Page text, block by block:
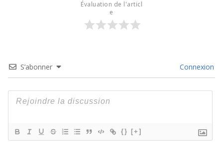
Évaluation de l'articl
e
S’abonner Connexion
{} [+]